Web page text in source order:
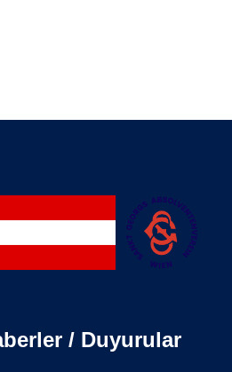
/ Duyurular